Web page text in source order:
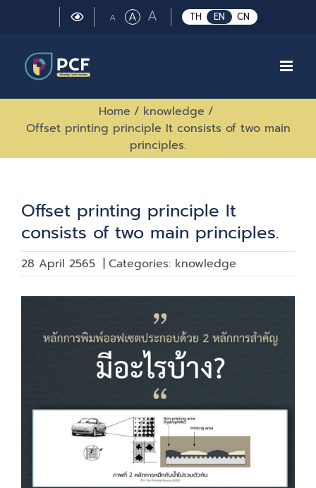
TH EN CN
A Small
ARegular
ALarge
font
Home / knowledge /
Offset printing principle It consists of two main
principles.
Offset printing principle It
consists of two main principles.
28 April 2565 | Categories: knowledge